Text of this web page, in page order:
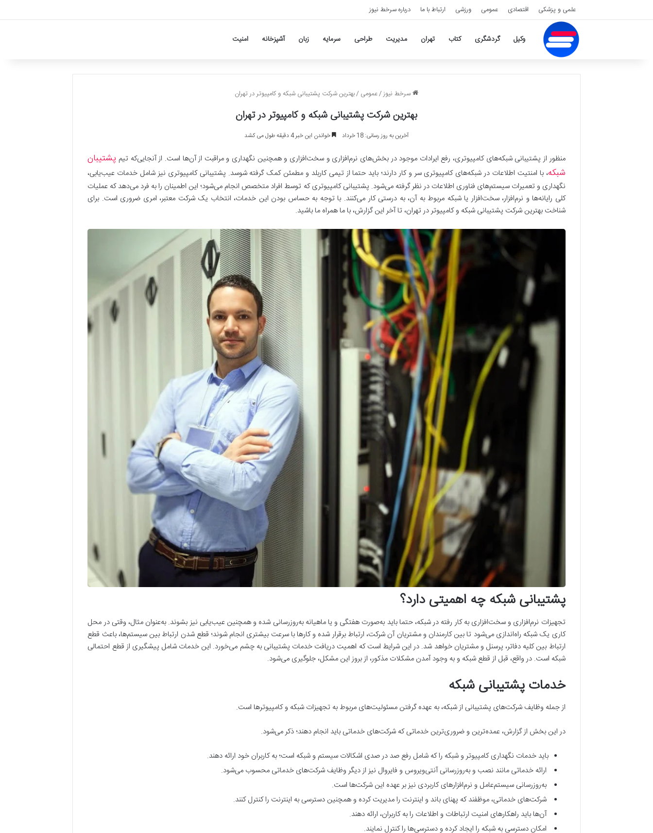
علمی و پزشکی اقتصادی عمومی ورزشی ارتباط با ما درباره سرخط نیوز
وکیل گردشگری کتاب تهران مدیریت طراحی سرمایه زبان آشپزخانه امنیت
سرخط نیوز/عمومی /بهترین شرکت پشتیبانی شبکه و کامپیوتر در تهران
بهترین شرکت پشتیبانی شبکه و کامپیوتر در تهران
آخرین به روز رسانی: 18 خرداد خواندن این خبر 4 دقیقه طول می کشد
منظور از پشتیبانی شبکه‌های کامپیوتری، رفع ایرادات موجود در بخش‌های نرم‌افزاری و سخت‌افزاری و همچنین نگهداری و مراقبت از آن‌ها است. از آنجایی‌که تیم پشتیبان
شبکه، با امنتیت اطلاعات در شبکه‌های کامپیوتری سر و کار دارند؛ باید حتما از تیمی کاربلد و مطمئن کمک گرفته شوسد. پشتیبانی کامپیوتری نیز شامل خدمات عیب‌یابی،
نگهداری و تعمیرات سیستم‌های فناوری اطلاعات در نظر گرفته می‌شود. پشتیبانی کامپیوتری که توسط افراد متخصص انجام می‌شود؛ این اطمینان را به فرد می‌دهد که عملیات
کلی رایانه‌ها و نرم‌افزار، سخت‌افزار یا شبکه مربوط به آن، به درستی کار می‌کنند. با توجه به حساس بودن این خدمات، انتخاب یک شرکت معتبر، امری ضروری است. برای
شناخت بهترین شرکت پشتیبانی شبکه و کامپیوتر در تهران، تا آخر این گزارش، با ما همراه ما باشید.
پشتیبانی شبکه چه اهمیتی دارد؟
تجهیزات نرم‌افزاری و سخت‌افزاری به کار رفته در شبکه، حتما باید به‌صورت هفتگی و یا ماهیانه به‌روزرسانی شده و همچنین عیب‌یابی نیز بشوند. به‌عنوان مثال، وقتی در محل
کاری یک شبکه راه‌اندازی می‌شود تا بین کارمندان و مشتریان آن شرکت، ارتباط برقرار شده و کارها با سرعت بیشتری انجام شوند؛ قطع شدن ارتباط بین سیستم‌ها، باعث قطع
ارتباط بین کلیه دفاتر، پرسنل و مشتریان خواهد شد. در این شرایط است که اهمیت دریافت خدمات پشتیبانی به چشم می‌خورد. این خدمات شامل پیشگیری از قطع احتمالی
شبکه است. در واقع، قبل از قطع شبکه و به وجود آمدن مشکلات مذکور، از بروز این مشکل، جلوگیری می‌شود.
خدمات پشتیبانی شبکه
از جمله وظایف شرکت‌های پشتیبانی از شبکه، به عهده گرفتن مسئولیت‌های مربوط به تجهیزات شبکه و کامپیوترها است.
در این بخش از گزارش، عمده‌ترین و ضروری‌ترین خدماتی که شرکت‌های خدماتی باید انجام دهند؛ ذکر می‌شود.
باید خدمات نگهداری کامپیوتر و شبکه را که شامل رفع صد در صدی اشکالات سیستم و شبکه است؛ به کاربران خود ارائه دهند.
ارائه خدماتی مانند نصب و به‌روزرسانی آنتی‌ویروس و فایروال نیز از دیگر وظایف شرکت‌های خدماتی محسوب می‌شود.
به‌روزرسانی سیستم‌عامل و نرم‌افزارهای کاربردی نیز بر عهده این شرکت‌ها است.
شرکت‌های خدماتی، موظفند که پهنای باند و اینترنت را مدیریت کرده و همچنین دسترسی به اینترنت را کنترل کنند.
آن‌ها باید راهکارهای امنیت ارتباطات و اطلاعات را به کاربران، ارائه دهند.
امکان دسترسی به شبکه را ایجاد کرده و دسترسی‌ها را کنترل نمایند.